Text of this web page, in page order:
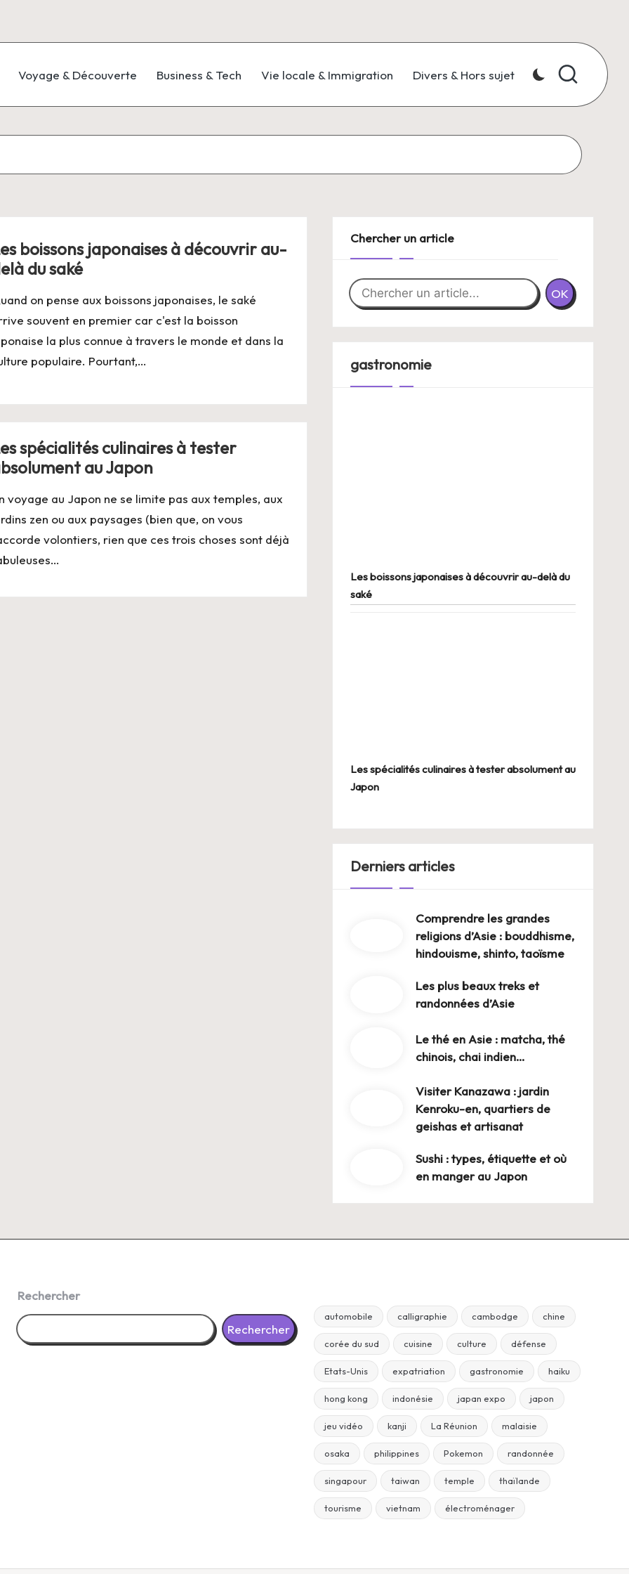
Voyage & Découverte Business & Tech Vie locale & Immigration Divers & Hors sujet
boissons japonaises à découvrir au-
du saké
on pense aux boissons japonaises, le saké
souvent en premier car c'est la boisson
la plus connue à travers le monde et dans la
populaire. Pourtant,…
spécialités culinaires à tester
au Japon
voyage au Japon ne se limite pas aux temples, aux
zen ou aux paysages (bien que, on vous
volontiers, rien que ces trois choses sont déjà
Chercher un article
OK
gastronomie
Les boissons japonaises à découvrir au-delà du
saké
Les spécialités culinaires à tester absolument au
Japon
Derniers articles
Comprendre les grandes
religions d’Asie : bouddhisme,
hindouisme, shinto, taoïsme
Les plus beaux treks et
randonnées d’Asie
Le thé en Asie : matcha, thé
chinois, chai indien…
Visiter Kanazawa : jardin
Kenroku-en, quartiers de
geishas et artisanat
Sushi : types, étiquette et où
en manger au Japon
Rechercher
Rechercher
automobile calligraphie cambodge chine
corée du sud cuisine culture défense
Etats-Unis expatriation gastronomie haiku
hong kong indonésie japan expo japon
jeu vidéo kanji La Réunion malaisie
osaka philippines Pokemon randonnée
singapour taiwan temple thaïlande
tourisme vietnam électroménager